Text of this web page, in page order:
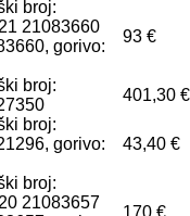
broj:
21083660
gorivo:
93 €
broj:
401,30 €
broj:
gorivo:
43,40 €
broj:
21083657